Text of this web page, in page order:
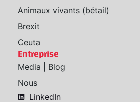
Animaux vivants (bétail)
Brexit
Ceuta
Entreprise
Media | Blog
Nous
LinkedIn